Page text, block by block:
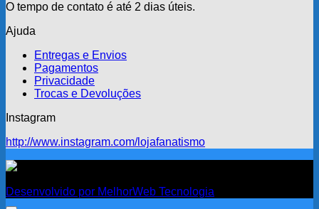
O tempo de contato é até 2 dias úteis.
Ajuda
Entregas e Envios
Pagamentos
Privacidade
Trocas e Devoluções
Instagram
http://www.instagram.com/lojafanatismo
Desenvolvido por MelhorWeb Tecnologia